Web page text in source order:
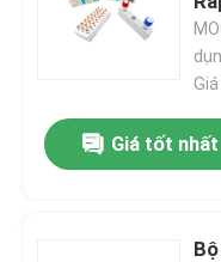
Tham quan nhà máy
Giá tốt nhất